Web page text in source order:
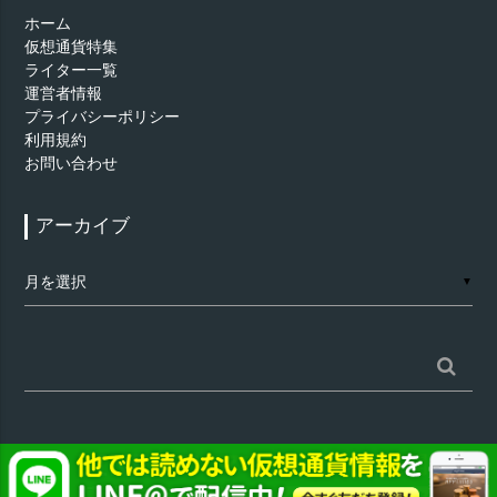
ホーム
仮想通貨特集
ライター一覧
運営者情報
プライバシーポリシー
利用規約
お問い合わせ
アーカイブ
ー
▼
索:
©仮想通貨 - AppTimes